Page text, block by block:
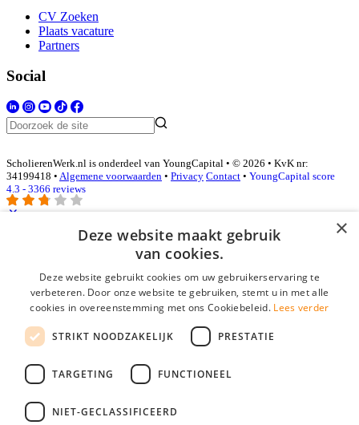
CV Zoeken
Plaats vacature
Partners
Social
ScholierenWerk.nl is onderdeel van YoungCapital • © 2026 • KvK nr:
34199418 • Algemene voorwaarden • Privacy Contact • YoungCapital score
4.3 - 3366 reviews
Inloggen als bedrijf
E-mail*
Wachtwoord
login gegevens onthouden
login
Bedrijf aanmelden
×
Deze website maakt gebruik
van cookies.
Deze website gebruikt cookies om uw gebruikerservaring te
verbeteren. Door onze website te gebruiken, stemt u in met alle
cookies in overeenstemming met ons Cookiebeleid. Lees verder
STRIKT NOODZAKELIJK PRESTATIE
TARGETING FUNCTIONEEL
NIET-GECLASSIFICEERD